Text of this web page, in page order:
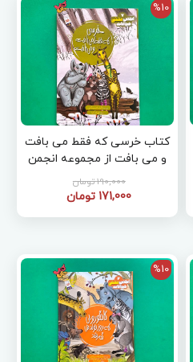
%10
کتاب خرسی که فقط می بافت
و می بافت از مجموعه انجمن
حیوانات 7
190,000 تومان
171,000 تومان
%10